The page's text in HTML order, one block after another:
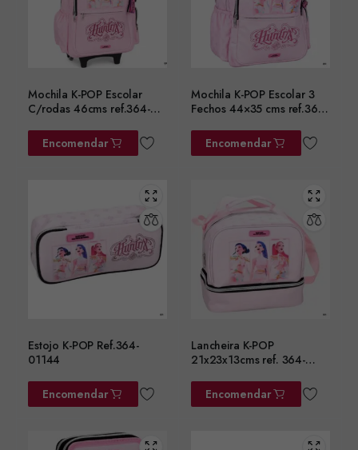
Mochila K-POP Escolar
C/rodas 46cms ref.364-
Encomendar
Mochila K-POP Escolar 3
Fechos 44×35 cms ref.364-
Encomendar
Estojo K-POP Ref.364-
01144
Encomendar
Lancheira K-POP
21x23x13cms ref. 364-
Encomendar